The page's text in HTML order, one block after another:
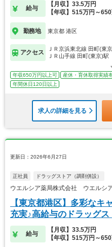
給与
【月収】33.5万円
【年収】515万円～
勤務地 東京都 港区
アクセス
ＪＲ京浜東北線 田町(東
ＪＲ山手線 田町(東京)駅
年収650万円以上可 産休・育休取得実績
年間休日120日以上
求人の詳細を見る
更新日：2026年6月27日
正社員 ドラッグストア（調剤併設）
ウエルシア薬局株式会社 ウエルシ
【東京都港区】多彩なキ
充実♪高給与のドラッグ
給与
【月収】33.5万円
【年収】515万円～